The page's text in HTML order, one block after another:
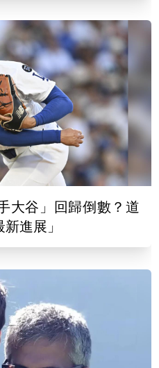
大谷」回歸倒數？道
進展」